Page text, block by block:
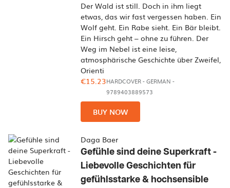
Der Wald ist still. Doch in ihm liegt
etwas, das wir fast vergessen haben. Ein
Wolf geht. Ein Rabe sieht. Ein Bär bleibt.
Ein Hirsch geht – ohne zu führen. Der
Weg im Nebel ist eine leise,
atmosphärische Geschichte über Zweifel,
Orienti
€15.23HARDCOVER-GERMAN -
9789403889573
BUY NOW
Daga Baer
Gefühle sind deine Superkraft -
Liebevolle Geschichten für
gefühlsstarke & hochsensible